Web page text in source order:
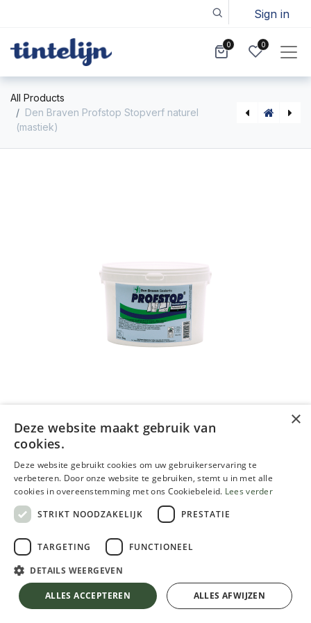
Sign in
0 0
All Products
Den Braven Profstop Stopverf naturel
(mastiek)
Den Braven Profstop Stopverf
naturel (mastiek)
5.37€
VERPAKKING
×
Deze website maakt gebruik van
cookies.
Deze website gebruikt cookies om uw gebruikerservaring te
verbeteren. Door onze website te gebruiken, stemt u in met alle
cookies in overeenstemming met ons Cookiebeleid. Lees verder
STRIKT NOODZAKELIJK
PRESTATIE
TARGETING FUNCTIONEEL
DETAILS WEERGEVEN
ALLES ACCEPTEREN ALLES AFWIJZEN